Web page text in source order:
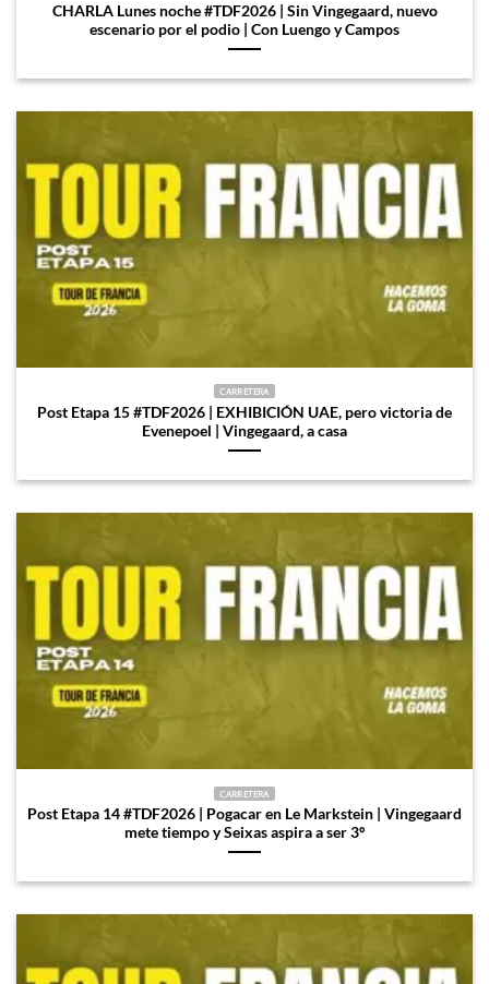
CHARLA Lunes noche #TDF2026 | Sin Vingegaard, nuevo
escenario por el podio | Con Luengo y Campos
CARRETERA
Post Etapa 15 #TDF2026 | EXHIBICIÓN UAE, pero victoria de
Evenepoel | Vingegaard, a casa
CARRETERA
Post Etapa 14 #TDF2026 | Pogacar en Le Markstein | Vingegaard
mete tiempo y Seixas aspira a ser 3º